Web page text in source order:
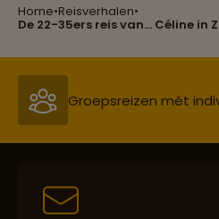
Home•Reisverhalen•
De 22-35ers reis van... Céline in
Groepsreizen mét
Persoonlijk en
Best beoordeelde